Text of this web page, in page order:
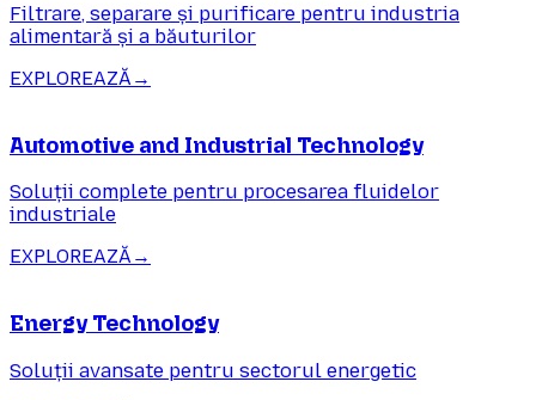
Filtrare, separare și purificare pentru industria
alimentară și a băuturilor
EXPLOREAZĂ →
Automotive and Industrial Technology
Soluții complete pentru procesarea fluidelor
industriale
EXPLOREAZĂ →
Energy Technology
Soluții avansate pentru sectorul energetic